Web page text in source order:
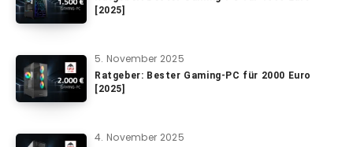
[2025]
5. November 2025
Ratgeber: Bester Gaming-PC für 2000 Euro
[2025]
4. November 2025